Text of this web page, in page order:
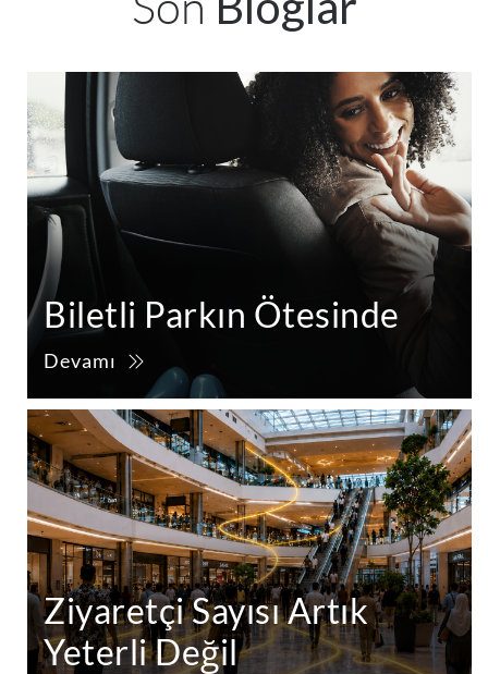
Biletli Parkın Ötesinde
Devamı
Ziyaretçi Sayısı Artık
Yeterli Değil